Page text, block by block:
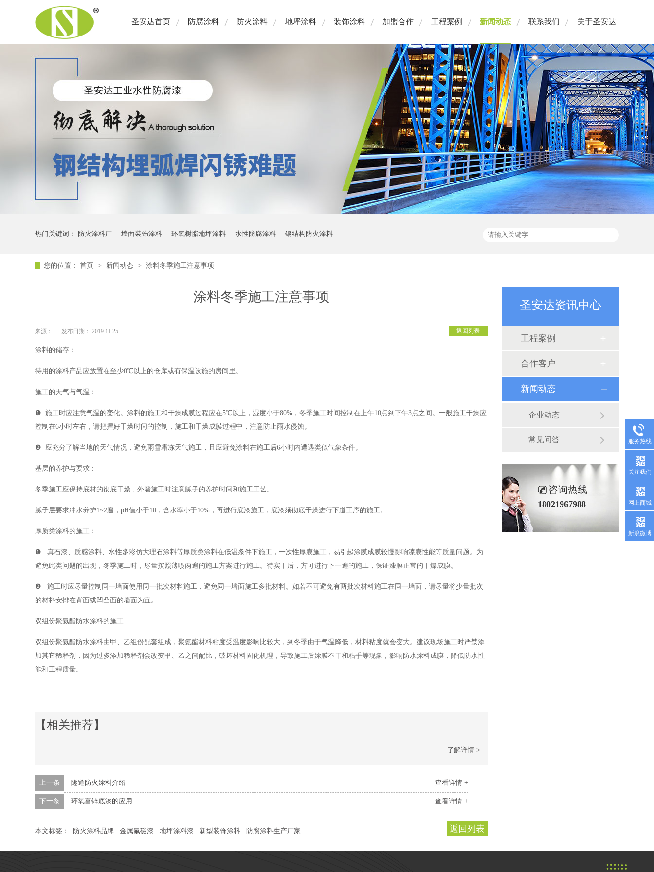
圣安达首页 防腐涂料 防火涂料 地坪涂料 装饰涂料 加盟合作 工程案例 新闻动态 联系我们 关于圣安达
热门关键词： 防火涂料厂 墙面装饰涂料 环氧树脂地坪涂料 水性防腐涂料 钢结构防火涂料
您的位置： 首页 > 新闻动态 > 涂料冬季施工注意事项
涂料冬季施工注意事项
返回列表
来源： 发布日期： 2019.11.25
涂料的储存：
待用的涂料产品应放置在至少0℃以上的仓库或有保温设施的房间里。
施工的天气与气温：
❶ 施工时应注意气温的变化。涂料的施工和干燥成膜过程应在5℃以上，湿度小于80%，冬季施工时间控制在上午10点到下午3点之间。一般施工干燥应
控制在6小时左右，请把握好干燥时间的控制，施工和干燥成膜过程中，注意防止雨水侵蚀。
❷ 应充分了解当地的天气情况，避免雨雪霜冻天气施工，且应避免涂料在施工后6小时内遭遇类似气象条件。
基层的养护与要求：
冬季施工应保持底材的彻底干燥，外墙施工时注意腻子的养护时间和施工工艺。
腻子层要求冲水养护1~2遍，pH值小于10，含水率小于10%，再进行底漆施工，底漆须彻底干燥进行下道工序的施工。
厚质类涂料的施工：
❶ 真石漆、质感涂料、水性多彩仿大理石涂料等厚质类涂料在低温条件下施工，一次性厚膜施工，易引起涂膜成膜较慢影响漆膜性能等质量问题。为
避免此类问题的出现，冬季施工时，尽量按照薄喷两遍的施工方案进行施工。待实干后，方可进行下一遍的施工，保证漆膜正常的干燥成膜。
❷ 施工时应尽量控制同一墙面使用同一批次材料施工，避免同一墙面施工多批材料。如若不可避免有两批次材料施工在同一墙面，请尽量将少量批次
的材料安排在背面或凹凸面的墙面为宜。
双组份聚氨酯防水涂料的施工：
双组份聚氨酯防水涂料由甲、乙组份配套组成，聚氨酯材料粘度受温度影响比较大，到冬季由于气温降低，材料粘度就会变大。建议现场施工时严禁添
加其它稀释剂，因为过多添加稀释剂会改变甲、乙之间配比，破坏材料固化机理，导致施工后涂膜不干和粘手等现象，影响防水涂料成膜，降低防水性
能和工程质量。
【相关推荐】
了解详情 >
查看详情 +
上一条 隧道防火涂料介绍
查看详情 +
下一条 环氧富锌底漆的应用
返回列表
本文标签： 防火涂料品牌 金属氟碳漆 地坪涂料漆 新型装饰涂料 防腐涂料生产厂家
圣安达资讯中心
工程案例
合作客户
新闻动态
企业动态
常见问答
咨询热线
18021967988
服务热线
关注我们
网上商城
新浪微博